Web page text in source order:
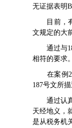
无证据表明
目前，有
文规定的大
通过与
相符的要求
在案例2中
187号文所
通过认真
天经地义，
是从税务机